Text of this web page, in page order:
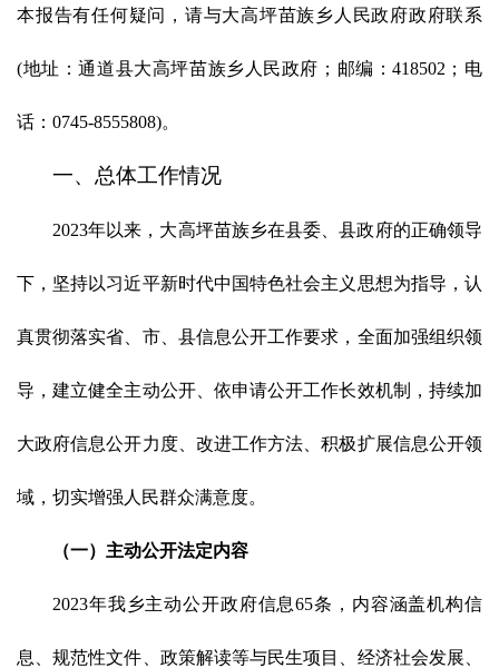
本报告有任何疑问，请与大高坪苗族乡人民政府政府联系
(地址：通道县大高坪苗族乡人民政府；邮编：418502；电
话：0745-8555808)。
一、总体工作情况
2023年以来， 大高坪苗族乡在县委、县政府的正确领导
下，坚持以习近平新时代中国特色社会主义思想为指导，认
真贯彻落实省、 市、县信息公开工作要求，全面加强组织领
导，建立健全主动公开、依申请公开工作长效机制，持续加
大政府信息公开力度、改进工作方法、积极扩展信息公开领
域，切实增强人民群众满意度。
（一）主动公开法定内容
2023年我乡主动公开政府信息65条，内容涵盖机构信
息、规范性文件 、政策解读等与民生项目、经济社会发展、